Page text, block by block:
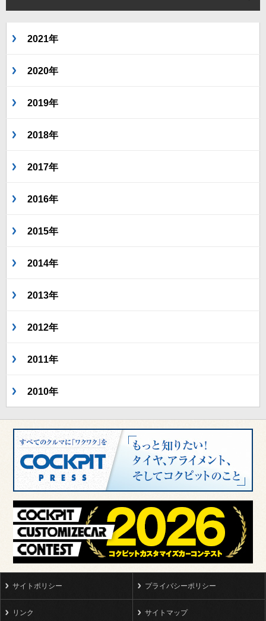
2021年
2020年
2019年
2018年
2017年
2016年
2015年
2014年
2013年
2012年
2011年
2010年
サイトポリシー プライバシーポリシー
リンク サイトマップ